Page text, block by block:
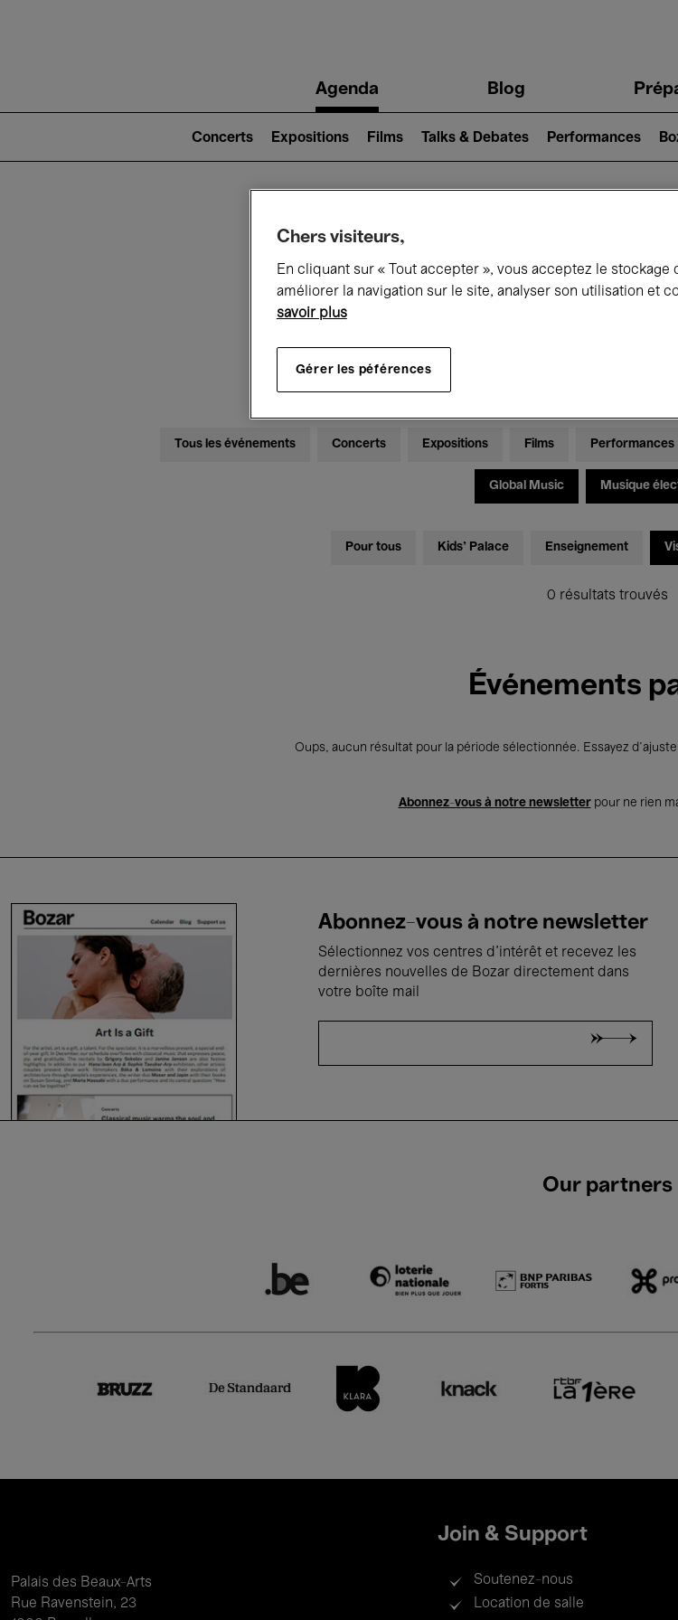
navigationAgenda Blog
2)
Concerts Expositions Films Talks & Debates Performances
Ce qui se
Jeudi 16 - Vendredi 24
Tous les événements Concerts Expositions Films Performances
Global Music Musique
Pour tous Kids’ Palace Enseignement
0 résultats trouvés
Événements
Oups, aucun résultat pour la période sélectionnée. Essayez
Abonnez-vous à notre newsletterpour ne rien
Abonnez-vous à notre newsletter
Sélectionnez vos centres d'intérêt et recevez les
dernières nouvelles de Bozar directement dans
votre boîte mail
Our partners
Palais des Beaux-Arts
Rue Ravenstein, 23
Join & Support
Soutenez-nous
Location de salle
Chers visiteurs,
En cliquant sur « Tout accepter », vous acceptez le
améliorer la navigation sur le site, analyser son utilisation et
savoir plus
Gérer les péférences